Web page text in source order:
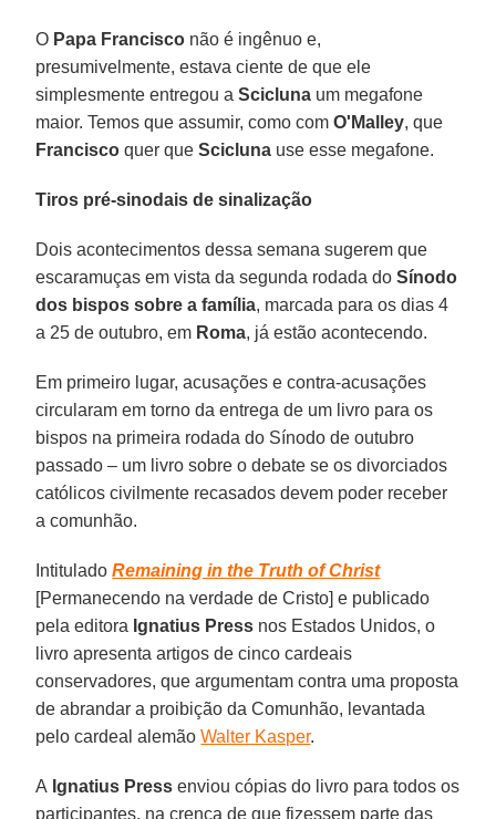
O Papa Francisco não é ingênuo e,
presumivelmente, estava ciente de que ele
simplesmente entregou aScicluna um megafone
maior. Temos que assumir, como comO'Malley, que
Francisco quer queScicluna use esse megafone.
Tiros pré-sinodais de sinalização
Dois acontecimentos dessa semana sugerem que
escaramuças em vista da segunda rodada doSínodo
dos bispos sobre a família, marcada para os dias 4
a 25 de outubro, em Roma, já estão acontecendo.
Em primeiro lugar, acusações e contra-acusações
circularam em torno da entrega de um livro para os
bispos na primeira rodada do Sínodo de outubro
passado – um livro sobre o debate se os divorciados
católicos civilmente recasados devem poder receber
a comunhão.
IntituladoRemaining in the Truth of Christ
[Permanecendo na verdade de Cristo] e publicado
pela editora Ignatius Press nos Estados Unidos, o
livro apresenta artigos de cinco cardeais
conservadores, que argumentam contra uma proposta
de abrandar a proibição da Comunhão, levantada
pelo cardeal alemãoWalter Kasper.
A Ignatius Press enviou cópias do livro para todos os
participantes, na crença de que fizessem parte das